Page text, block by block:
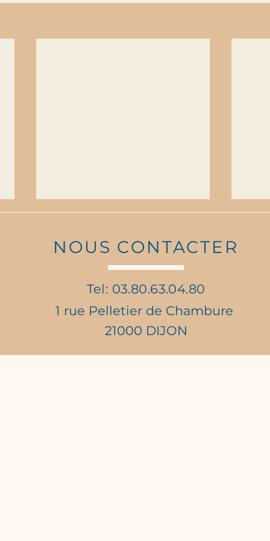
Vente de Roses Anonymes
: Faites battre les cœurs !
NOUS CONTACTER
Tel: 03.80.63.04.80
1 rue Pelletier de Chambure
21000 DIJON